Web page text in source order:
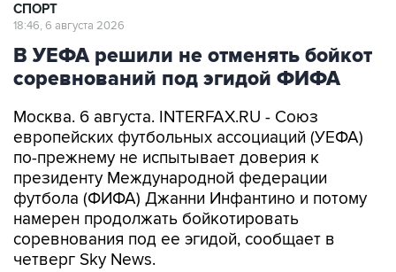
СПОРТ
18:46, 6 августа 2026
В УЕФА решили не отменять бойкот
соревнований под эгидой ФИФА
Москва. 6 августа. INTERFAX.RU - Союз
европейских футбольных ассоциаций (УЕФА)
по-прежнему не испытывает доверия к
президенту Международной федерации
футбола (ФИФА) Джанни Инфантино и потому
намерен продолжать бойкотировать
соревнования под ее эгидой, сообщает в
четверг Sky News.